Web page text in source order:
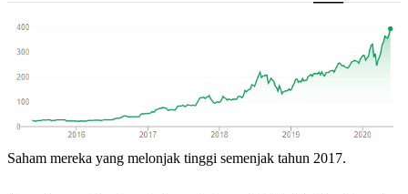
Saham mereka yang melonjak tinggi semenjak tahun 2017.